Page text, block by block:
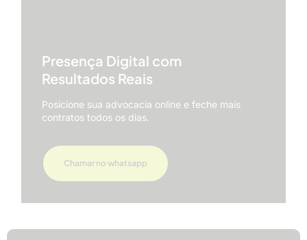
Presença Digital com
Resultados Reais
Posicione sua advocacia online e feche mais
contratos todos os dias.
Chamar no whatsapp